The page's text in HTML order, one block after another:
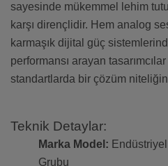
sayesinde mükemmel lehim
karşı dirençlidir. Hem analog
karmaşık dijital güç
performansı arayan
standartlarda bir çözüm
Teknik Detaylar:
Marka Model:
Grubu